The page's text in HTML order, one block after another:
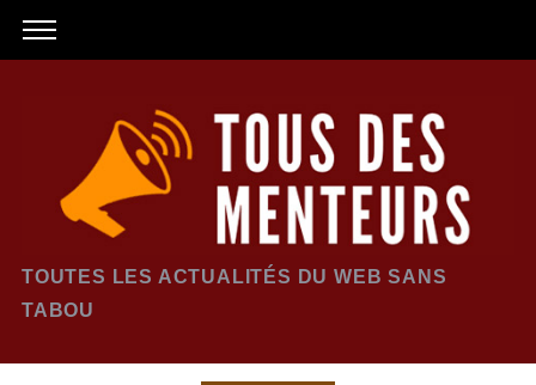
TOUTES LES ACTUALITÉS DU WEB SANS
TABOU